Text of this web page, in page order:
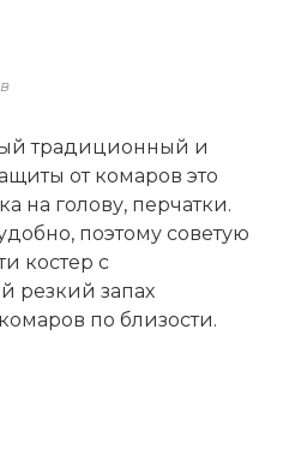
традиционный и
от комаров это
на голову, перчатки.
поэтому советую
костер с
резкий запах
по близости.